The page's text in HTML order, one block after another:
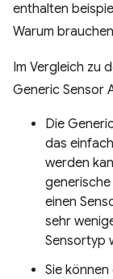
enthalten
Warum
Im Vergleich zu
Generic Sensor
Die
das
werden
einen
sehr
Sensortyp
Sie